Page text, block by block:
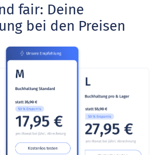
fair: Deine
bei den Preisen